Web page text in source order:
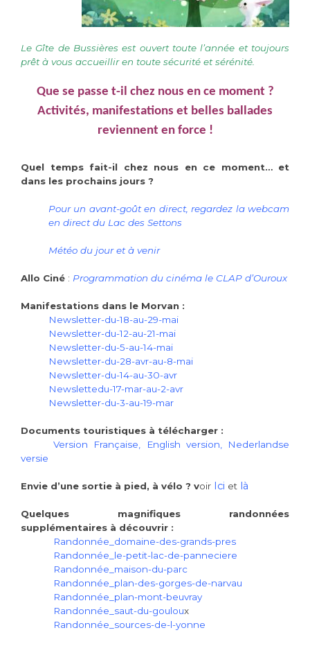
Le Gîte de Bussières est ouvert toute l’année et toujours
prêt à vous accueillir en toute sécurité et sérénité.
Que se passe t-il chez nous en ce moment ?
Activités, manifestations et belles ballades
reviennent en force !
Quel temps fait-il chez nous en ce moment… et
dans les prochains jours ?
Pour un avant-goût en direct, regardez la webcam
en direct du Lac des Settons
Météo du jour et à venir
Allo Ciné : Programmation du cinéma le CLAP d’Ouroux
Manifestations dans le Morvan :
Newsletter-du-18-au-29-mai
Newsletter-du-12-au-21-mai
Newsletter-du-5-au-14-mai
Newsletter-du-28-avr-au-8-mai
Newsletter-du-14-au-30-avr
Newslettedu-17-mar-au-2-avr
Newsletter-du-3-au-19-mar
Documents touristiques à télécharger :
Version Française, English version, Nederlandse
versie
Envie d’une sortie à pied, à vélo ? voir Ici et là
Quelques magnifiques randonnées
supplémentaires à découvrir :
Randonnée_domaine-des-grands-pres
Randonnée_le-petit-lac-de-panneciere
Randonnée_maison-du-parc
Randonnée_plan-des-gorges-de-narvau
Randonnée_plan-mont-beuvray
Randonnée_saut-du-gouloux
Randonnée_sources-de-l-yonne